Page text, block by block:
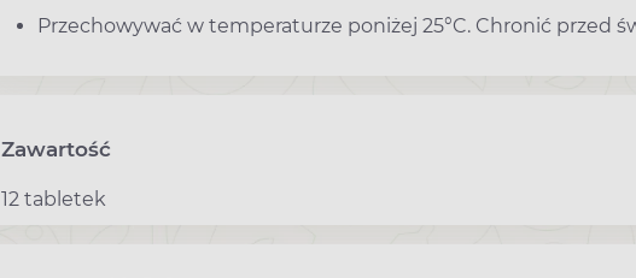
Przechowywać w temperaturze poniżej 25°C. Chronić przed
Zawartość
12 tabletek